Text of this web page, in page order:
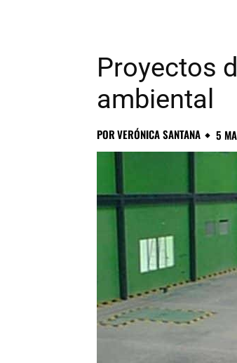
Proyectos
ambiental
PORVERÓNICA SANTANA 5